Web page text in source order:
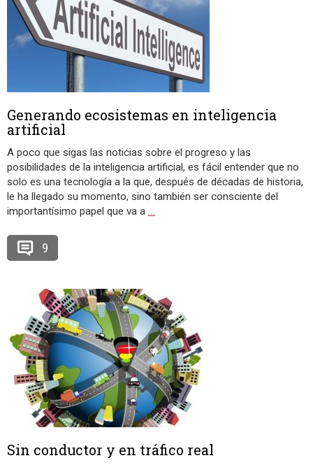
Generando ecosistemas en inteligencia
artificial
A poco que sigas las noticias sobre el progreso y las
posibilidades de la inteligencia artificial, es fácil entender que no
solo es una tecnología a la que, después de décadas de historia,
le ha llegado su momento, sino también ser consciente del
importantísimo papel que va a …
9
Sin conductor y en tráfico real